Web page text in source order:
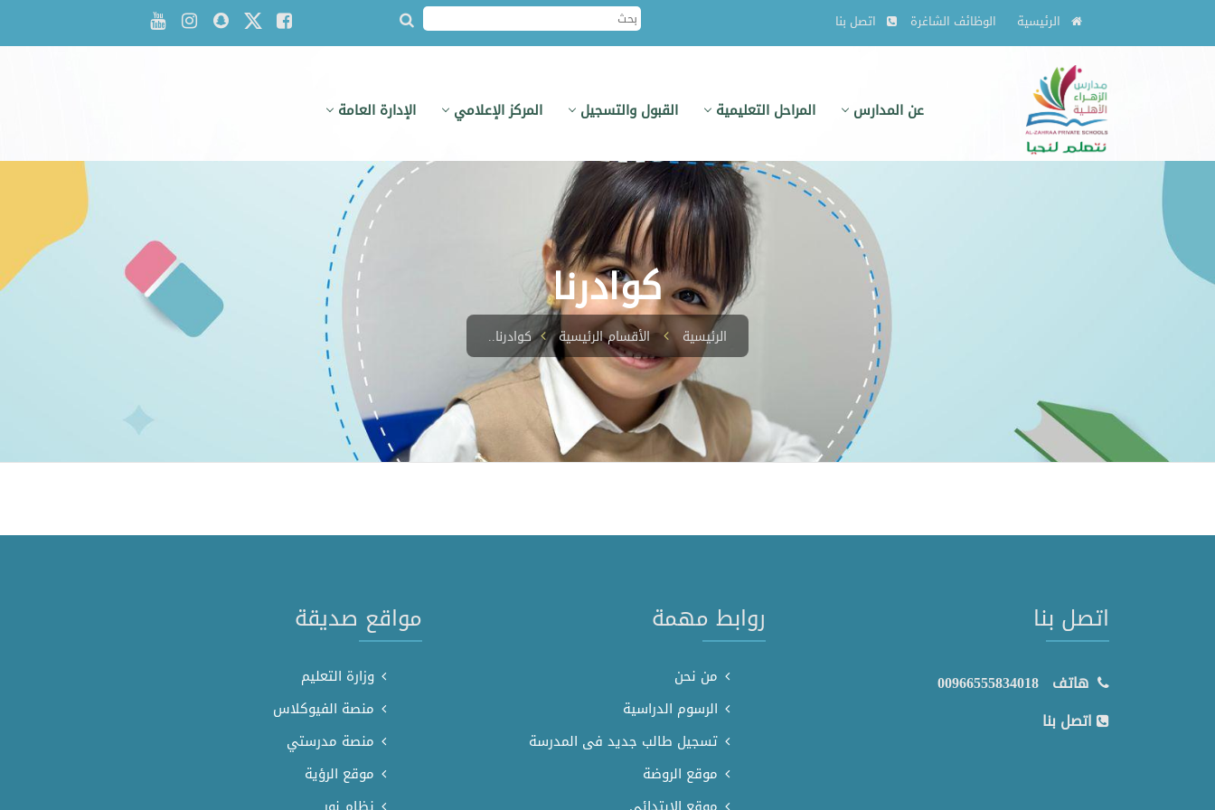
الرئيسية الوظائف الشاغرة اتصل بنا
عن المدارس المراحل التعليمية القبول والتسجيل المركز الإعلامي الإدارة العامة
كوادرنا
الرئيسية الأقسام الرئيسية كوادرنا..
اتصل بنا
هاتف 00966555834018
اتصل بنا
روابط مهمة
من نحن
الرسوم الدراسية
تسجيل طالب جديد فى المدرسة
موقع الروضة
مواقع صديقة
وزارة التعليم
منصة الفيوكلاس
منصة مدرستي
موقع الرؤية